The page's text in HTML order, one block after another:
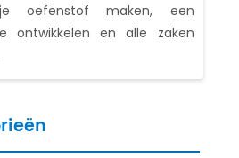
oefenstof maken, een
ontwikkelen en alle zaken